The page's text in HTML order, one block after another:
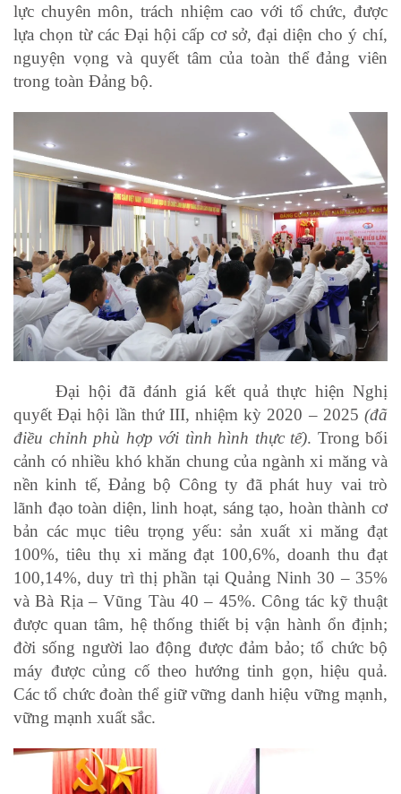
lực chuyên môn, trách nhiệm cao với tổ chức, được
lựa chọn từ các Đại hội cấp cơ sở, đại diện cho ý chí,
nguyện vọng và quyết tâm của toàn thể đảng viên
trong toàn Đảng bộ.
Đại hội đã đánh giá kết quả thực hiện Nghị
quyết Đại hội lần thứ III, nhiệm kỳ 2020 – 2025 (đã
điều chỉnh phù hợp với tình hình thực tế). Trong bối
cảnh có nhiều khó khăn chung của ngành xi măng và
nền kinh tế, Đảng bộ Công ty đã phát huy vai trò
lãnh đạo toàn diện, linh hoạt, sáng tạo, hoàn thành cơ
bản các mục tiêu trọng yếu: sản xuất xi măng đạt
100%, tiêu thụ xi măng đạt 100,6%, doanh thu đạt
100,14%, duy trì thị phần tại Quảng Ninh 30 – 35%
và Bà Rịa – Vũng Tàu 40 – 45%. Công tác kỹ thuật
được quan tâm, hệ thống thiết bị vận hành ổn định;
đời sống người lao động được đảm bảo; tổ chức bộ
máy được củng cố theo hướng tinh gọn, hiệu quả.
Các tổ chức đoàn thể giữ vững danh hiệu vững mạnh,
vững mạnh xuất sắc.